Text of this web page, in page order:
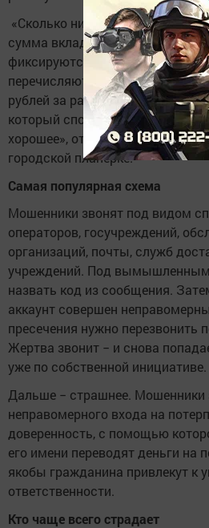
«Сколько ни говори,
сумма вклада населения в
фиксируются случаи, когда
перечисляют
рублей за раз. Каждую неделю
который спонсирует аферистов.
хорошее», отметил глава
городской планерке.
Самая популярная схема
Мошенники звонят под видом
операторов, госучреждений,
организаций, почты, служб
учреждений. Под вымышленным
назвать код из сообщения.
аккаунт совершен
пресечения нужно перезвонить
Жертва звонит − и снова
уже по собственной инициативе.
Дальше − страшнее. Мошенники
неправомерного входа на
доверенность, с помощью
его имени переводят деньги на
якобы гражданина привлекут к
ответственности.
Кто чаще всего страдает